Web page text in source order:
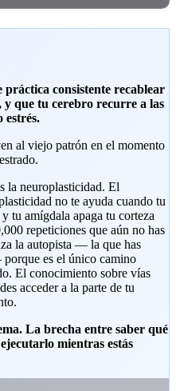
práctica consistente recablear
que tu cerebro recurre a las
estrés.
al viejo patrón en el momento
la neuroplasticidad. El
no te ayuda cuando tu
tu amígdala apaga tu corteza
repeticiones que aún no has
la autopista — la que has
es el único camino
El conocimiento sobre vías
acceder a la parte de tu
La brecha entre saber qué
mientras estás